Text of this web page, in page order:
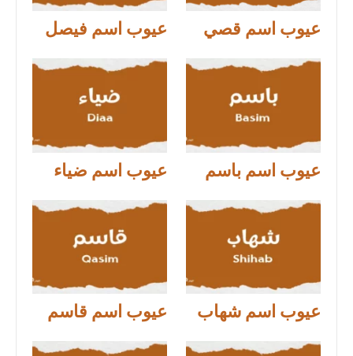
عيوب اسم قصي عيوب اسم فيصل
عيوب اسم باسم عيوب اسم ضياء
عيوب اسم شهاب عيوب اسم قاسم